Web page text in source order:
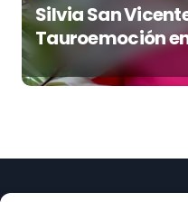
Silvia San
Tauroemoción
«Todas las
quieren venir a